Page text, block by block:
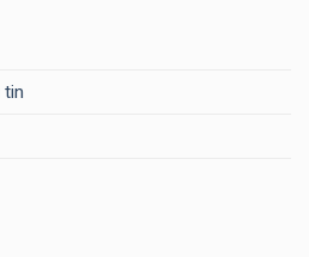
tin